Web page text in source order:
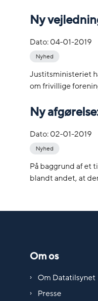
Ny
Dato:04-01-2019
Nyhed
Justitsministeriet
om frivillige
Ny
Dato:02-01-2019
Nyhed
På baggrund af et
blandt andet, at
Om os
Om Datatilsynet
Presse